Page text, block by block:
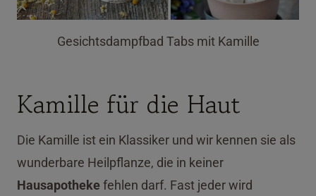
Gesichtsdampfbad Tabs mit Kamille
Kamille für die Haut
Die Kamille ist ein Klassiker und wir kennen sie als
wunderbare Heilpflanze, die in keiner
Hausapothekefehlen darf. Fast jeder wird